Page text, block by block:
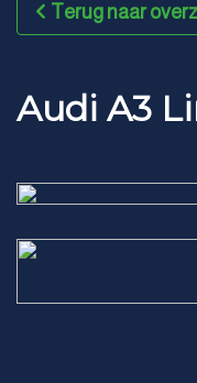
Terug naar
Audi A3